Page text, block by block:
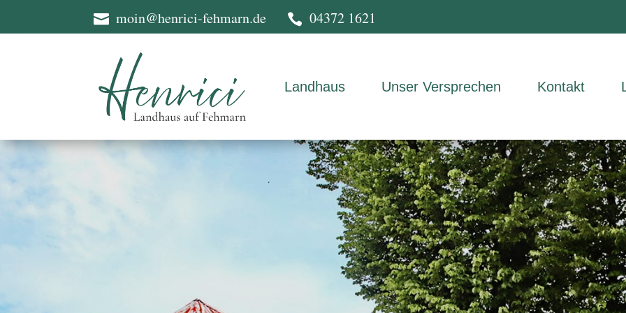
 moin@henrici-fehmarn.de  04372 1621
Landhaus Unser Versprechen Kontakt